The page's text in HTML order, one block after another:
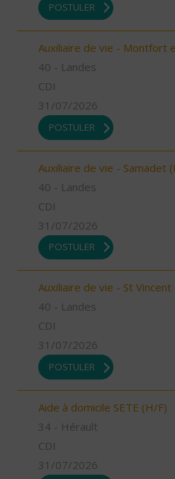
POSTULER
Auxiliaire de vie - Montfort
40 - Landes
CDI
31/07/2026
POSTULER
Auxiliaire de vie - Samadet
40 - Landes
CDI
31/07/2026
POSTULER
Auxiliaire de vie - St
40 - Landes
CDI
31/07/2026
POSTULER
Aide à domicile SETE (H/F)
34 - Hérault
CDI
31/07/2026